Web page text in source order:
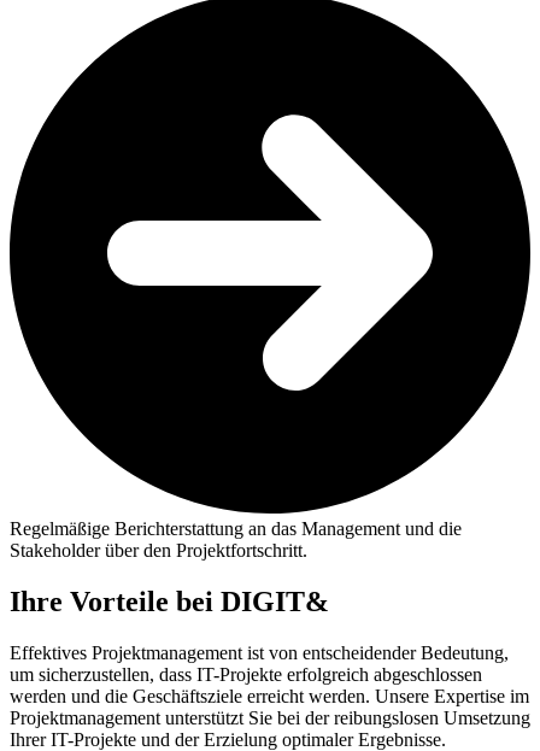
Regelmäßige Berichterstattung an das Management und die
Stakeholder über den Projektfortschritt.
Ihre Vorteile bei DIGIT&
Effektives Projektmanagement ist von entscheidender Bedeutung,
um sicherzustellen, dass IT-Projekte erfolgreich abgeschlossen
werden und die Geschäftsziele erreicht werden. Unsere Expertise im
Projektmanagement unterstützt Sie bei der reibungslosen Umsetzung
Ihrer IT-Projekte und der Erzielung optimaler Ergebnisse.